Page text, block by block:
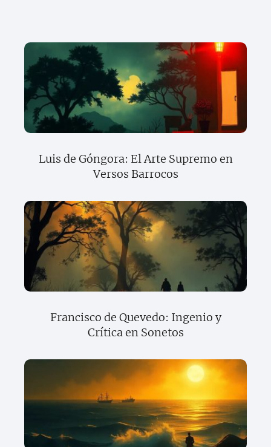
Luis de Góngora: El Arte Supremo en
Versos Barrocos
Francisco de Quevedo: Ingenio y
Crítica en Sonetos